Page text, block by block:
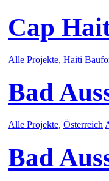
Cap
Alle Projekte, Haiti
Bad
Alle Projekte, Österreich
Bad